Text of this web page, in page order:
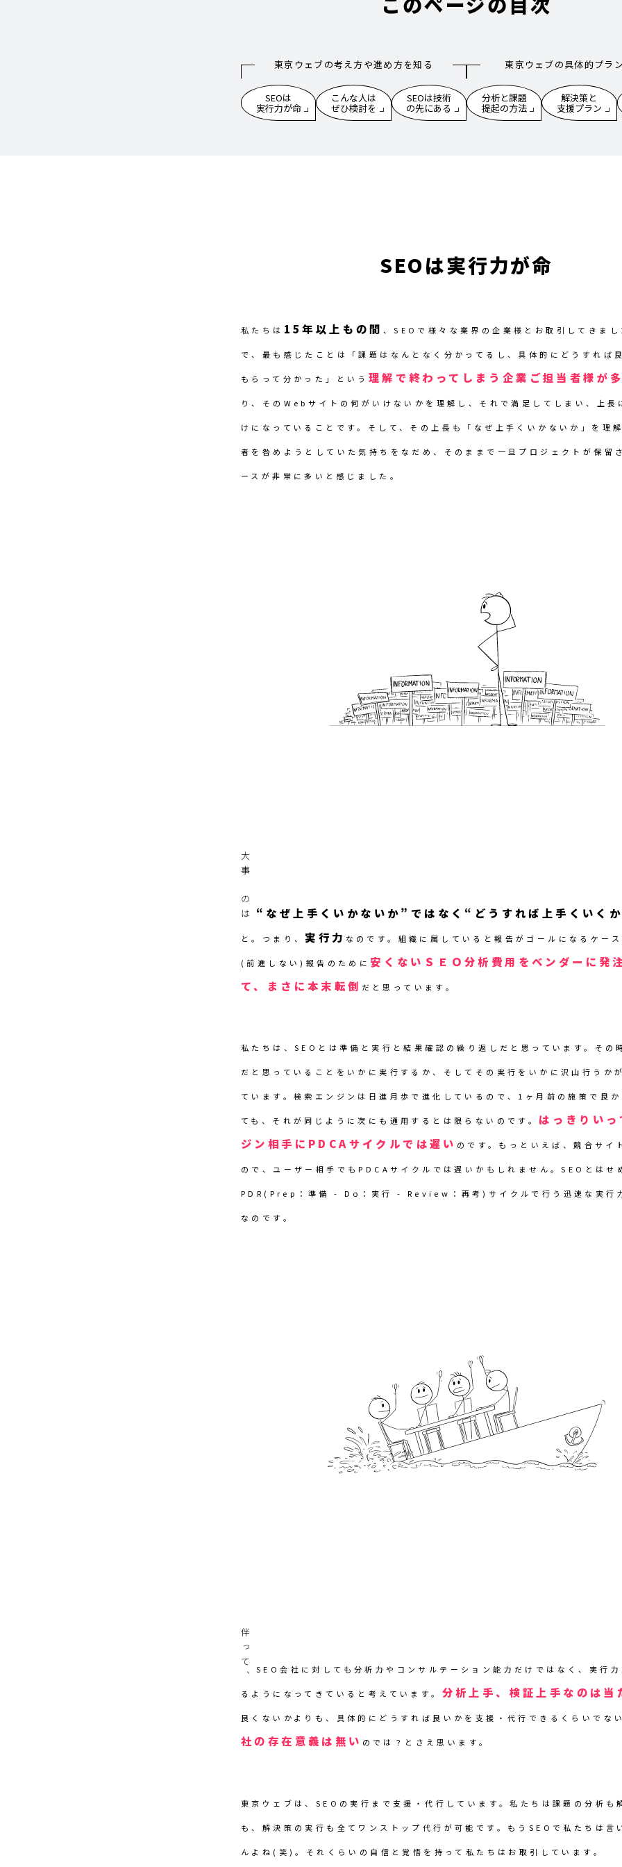
東京ウェブの考え方や進め方を知る
SEOは
実行力が命
こんな人は
ぜひ検討を
SEOは技術
の先にある
東京ウェブの具体的プラ
分析と課題
提起の方法
解決策と
支援プラン
SEOは実行力が命
私たちは 15年以上もの間 、SEOで様々な業界の企業様とお取引してきまし
で、最も感じたことは「課題はなんとなく分かってるし、具体的にどうすれば
もらって分かった」という 理解で終わってしまう企業ご担当者様が
り、そのWebサイトの何がいけないかを理解し、それで満足してしまい、上長
けになっていることです。そして、その上長も「なぜ上手くいかないか」を理
者を咎めようとしていた気持ちをなだめ、そのままで一旦プロジェクトが保留
ースが非常に多いと感じました。
大事なのは “なぜ上手くいかないか”ではなく“どうすれば上手くいく
と。つまり、 実行力 なのです。組織に属していると報告がゴールになるケー
(前進しない)報告のために 安くないＳＥＯ分析費用をベンダーに発
て、まさに本末転倒 だと思っています。
私たちは、SEOとは準備と実行と結果確認の繰り返しだと思っています。その
だと思っていることをいかに実行するか、そしてその実行をいかに沢山行うか
ています。検索エンジンは日進月歩で進化しているので、1ヶ月前の施策で良か
ても、それが同じように次にも通用するとは限らないのです。 はっきりいっ
ジン相手にPDCAサイクルでは遅い のです。もっといえば、競合サイ
ので、ユーザー相手でもPDCAサイクルでは遅いかもしれません。SEOとはせ
PDR(Prep：準備 - Do：実行 - Review：再考)サイクルで行う迅速な実行
なのです。
伴って、 SEO会社に対しても分析力やコンサルテーション能力だけではなく、実行力
るようになってきていると考えています。 分析上手、検証上手なのは当
良くないかよりも、具体的にどうすれば良いかを支援・代行できるくらいでな
社の存在意義は無い のでは？とさえ思います。
東京ウェブは、SEOの実行まで支援・代行しています。私たちは課題の分析も
も、解決策の実行も全てワンストップ代行が可能です。もうSEOで私たちは言
んよね(笑)。それくらいの自信と覚悟を持って私たちはお取引しています。